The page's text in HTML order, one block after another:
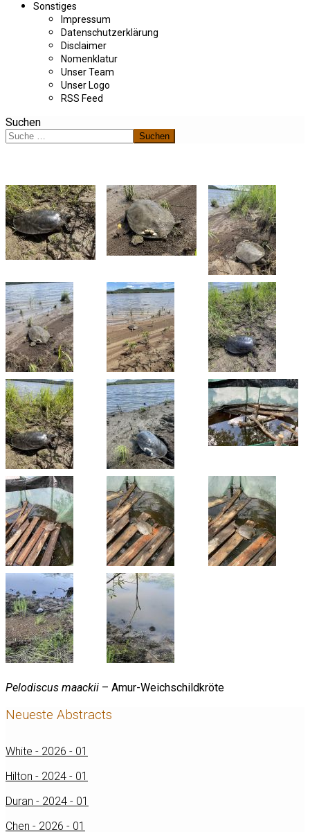
Sonstiges
Impressum
Datenschutzerklärung
Disclaimer
Nomenklatur
Unser Team
Unser Logo
RSS Feed
Suchen
Suchen
Pelodiscus maackii – Amur-Weichschildkröte
Neueste Abstracts
White - 2026 - 01
Hilton - 2024 - 01
Duran - 2024 - 01
Chen - 2026 - 01